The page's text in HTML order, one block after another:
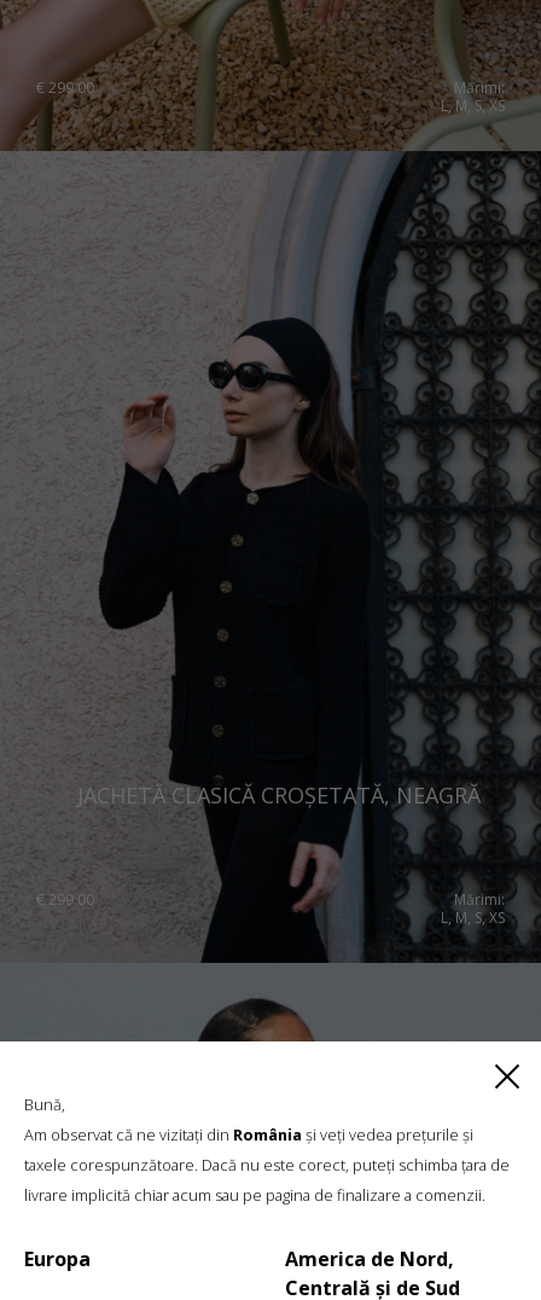
€299.00
Mărimi:
L, M, S, XS
JACHETĂ CLASICĂ CROȘETATĂ, NEAGRĂ
€ 299.00
Mărimi:
L, M, S, XS
Bună,
Am observat că ne vizitați din România și veți vedea prețurile și
taxele corespunzătoare. Dacă nu este corect, puteți schimba țara de
livrare implicită chiar acum sau pe pagina de finalizare a comenzii.
Europa
America de Nord,
Centrală și de Sud